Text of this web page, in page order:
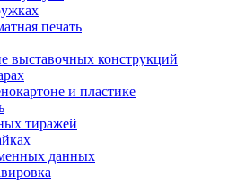
печать
выставочных конструкций
и пластике
тиражей
данных